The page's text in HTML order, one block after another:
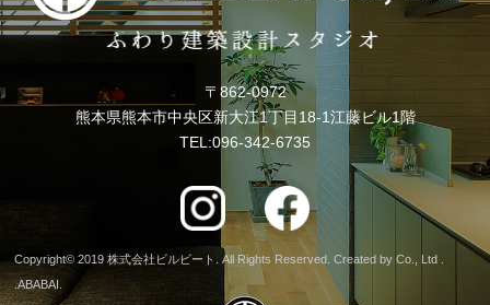
〒862-0972
熊本県熊本市中央区新大江1丁目18-1江藤ビル1階
TEL:096-342-6735
Copyright© 2019 株式会社ビルビート. All Rights Reserved. Created by Co., Ltd .
.ABABAI.